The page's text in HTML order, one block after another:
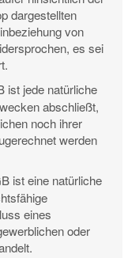
dargestellten
von
es sei
ist jede natürliche
abschließt,
noch ihrer
werden
ist eine natürliche
eines
oder